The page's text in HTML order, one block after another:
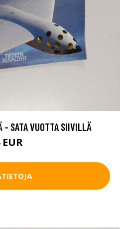
- SATA VUOTTA SIIVILLÄ
EUR